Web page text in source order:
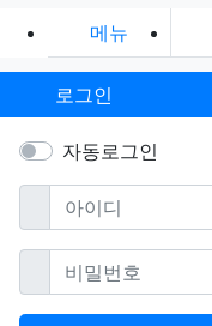
메뉴
로그인
자동로그인
아이디필수
비밀번호필수